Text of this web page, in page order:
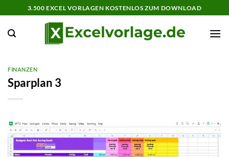
Inhalt
springen
3.500 EXCEL VORLAGEN KOSTENLOS ZUM DOWNLOAD
FINANZEN
Sparplan 3